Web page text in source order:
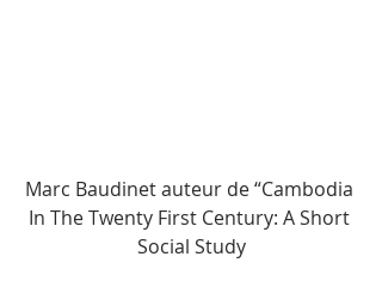
Marc Baudinet auteur de “Cambodia
In The Twenty First Century: A Short
Social Study